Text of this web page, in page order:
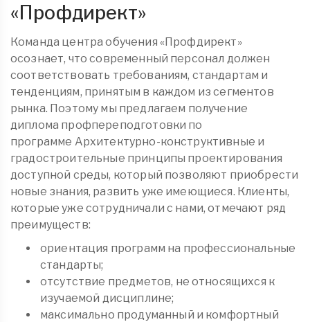
«Профдирект»
Команда центра обучения «Профдирект»
осознает, что современный персонал должен
соответствовать требованиям, стандартам и
тенденциям, принятым в каждом из сегментов
рынка. Поэтому мы предлагаем получение
диплома профпереподготовки по
программе Архитектурно-конструктивные и
градостроительные принципы проектирования
доступной среды, который позволяют приобрести
новые знания, развить уже имеющиеся. Клиенты,
которые уже сотрудничали с нами, отмечают ряд
преимуществ:
ориентация программ на профессиональные
стандарты;
отсутствие предметов, не относящихся к
изучаемой дисциплине;
максимально продуманный и комфортный